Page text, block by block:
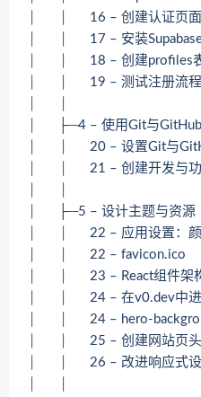
│ │ 16 – 创建认证页面
│ │ 17 – 安装Supabase
│ │ 18 – 创建profiles
│ │ 19 – 测试注册流程
│ ├─4 – 使用Git与GitHub
│ │ 20 – 设置Git与
│ │ 21 – 创建开发与功
│ ├─5 – 设计主题与资源
│ │ 22 – 应用设置：颜
│ │ 22 – favicon.ico
│ │ 23 – React组件架
│ │ 24 – 在v0.dev中进
│ │ 24 – hero-
│ │ 25 – 创建网站页头
│ │ 26 – 改进响应式设